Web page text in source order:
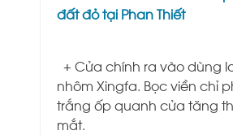
đất đỏ tại Phan Thiết
+ Cửa chính ra vào dùng
nhôm Xingfa. Bọc viền chỉ
trắng ốp quanh cửa tăng
mắt.